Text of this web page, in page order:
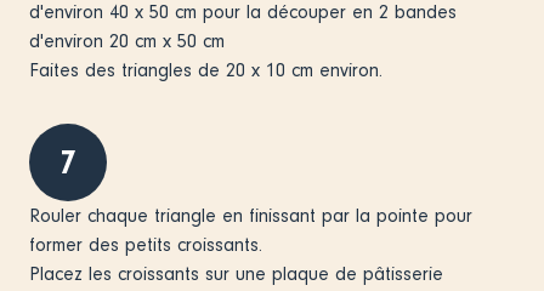
d'environ 40 x 50 cm pour la découper en 2 bandes
d'environ 20 cm x 50 cm
Faites des triangles de 20 x 10 cm environ.
7
Rouler chaque triangle en finissant par la pointe pour
former des petits croissants.
Placez les croissants sur une plaque de pâtisserie